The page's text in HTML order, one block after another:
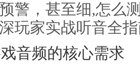
警，甚至细,怎么
玩家实战听音全
音频的核心需求